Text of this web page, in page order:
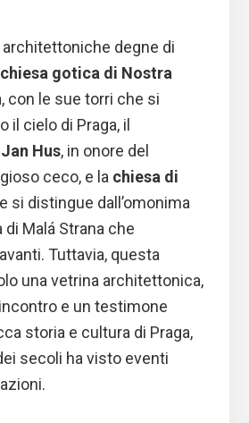
degne di
chiesa gotica di Nostra
, con le sue torri che si
il cielo di Praga, il
Hus, in onore del
ceco, e la chiesa di
si distingue dall’omonima
Malá Strana che
Tuttavia, questa
una vetrina architettonica,
e un testimone
storia e cultura di Praga,
secoli ha visto eventi